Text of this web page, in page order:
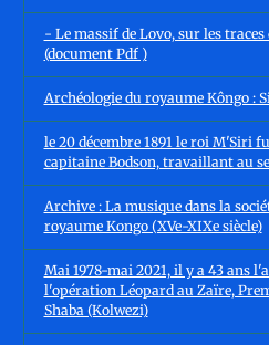
- Le massif de Lovo, sur les
(document Pdf )
Archéologie du royaume Kôngo :
le 20 décembre 1891 le roi M'Siri
capitaine Bodson, travaillant au
Archive : La musique dans la
royaume Kongo (XVe-XIXe siècle)
Mai 1978-mai 2021, il y a 43 ans
l'opération Léopard au Zaïre,
Shaba (Kolwezi)